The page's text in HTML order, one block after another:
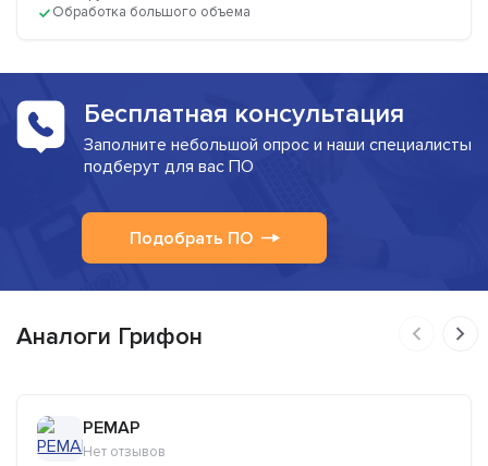
Обработка большого объема
Бесплатная консультация
Заполните небольшой опрос и наши специалисты
подберут для вас ПО
Подобрать ПО
Аналоги Грифон
РЕМАР
Нет отзывов